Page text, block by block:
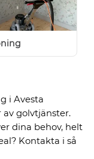
i Avesta
golvtjänster.
dina behov, helt
Kontakta i så